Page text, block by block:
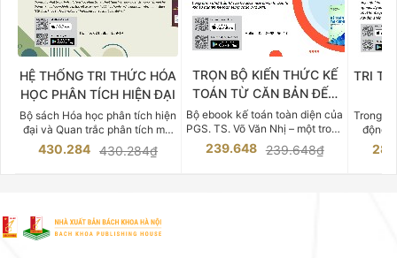
HỆ THỐNG TRI THỨC HÓA
HỌC PHÂN TÍCH HIỆN ĐẠI
Bộ sách Hóa học phân tích hiện
đại và Quan trắc phân tích môi
trường của Cố Giáo sư, Tiến sĩ
Phạm Luận là một trong những
vực Hóa học phân tích tại Việt
Nam hiện nay. Bộ sách mang
đến một hệ thống tri thức hoàn
430.284 430.284₫
TRỌN BỘ KIẾN THỨC KẾ
TOÁN TỪ CĂN BẢN ĐẾN
CHUYÊN SÂU
Bộ ebook kế toán toàn diện của
PGS. TS. Võ Văn Nhị – một trong
những chuyên gia hàng đầu,
giàu kinh nghiệm trong lĩnh vực
239.648 239.648₫
TRI
Trong
động
việc
tế và